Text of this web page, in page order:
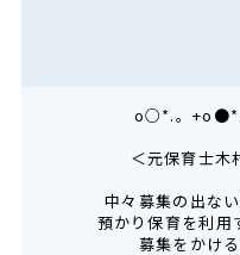
o○*.。
＜元保育士木
中々募集の出な
預かり保育を利用
募集をかけ